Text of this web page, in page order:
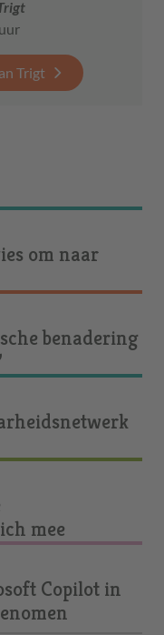
Trigt
om naar
benadering
mee
Copilot in